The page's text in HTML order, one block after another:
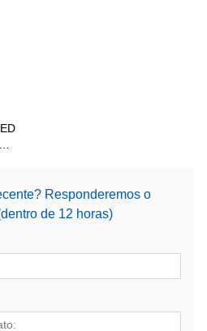
Responderemos o
de 12 horas)